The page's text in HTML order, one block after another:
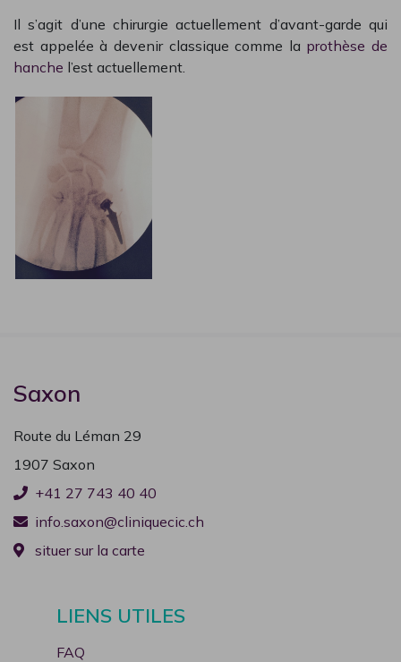
Il s’agit d’une chirurgie actuellement d’avant-garde qui
est appelée à devenir classique comme la prothèse de
hanche l’est actuellement.
Saxon
Route du Léman 29
1907 Saxon
+41 27 743 40 40
info.saxon@cliniquecic.ch
situer sur la carte
LIENS UTILES
FAQ
PAUSE ESTIVALE 2026
La clinique est en pause estivale
août inclus
LeCentre de Consultation
(info.saxon@cliniquecic.ch
En cas d’urgence vitale, appelez le 144.